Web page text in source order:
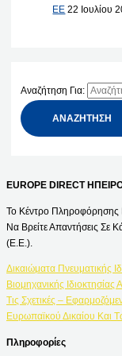
ΕΕ 22 Ιουλίου
Αναζήτηση Για:
EUROPE DIRECT
Το Κέντρο Πληροφόρησης
Να Βρείτε Απαντήσεις Σε
(Ε.Ε.).
Δικαιώματα Πνευματικής
Βιομηχανικής
Τις Σχετικές –
Ευρωπαϊκού Δικαίου Και
Πληροφορίες